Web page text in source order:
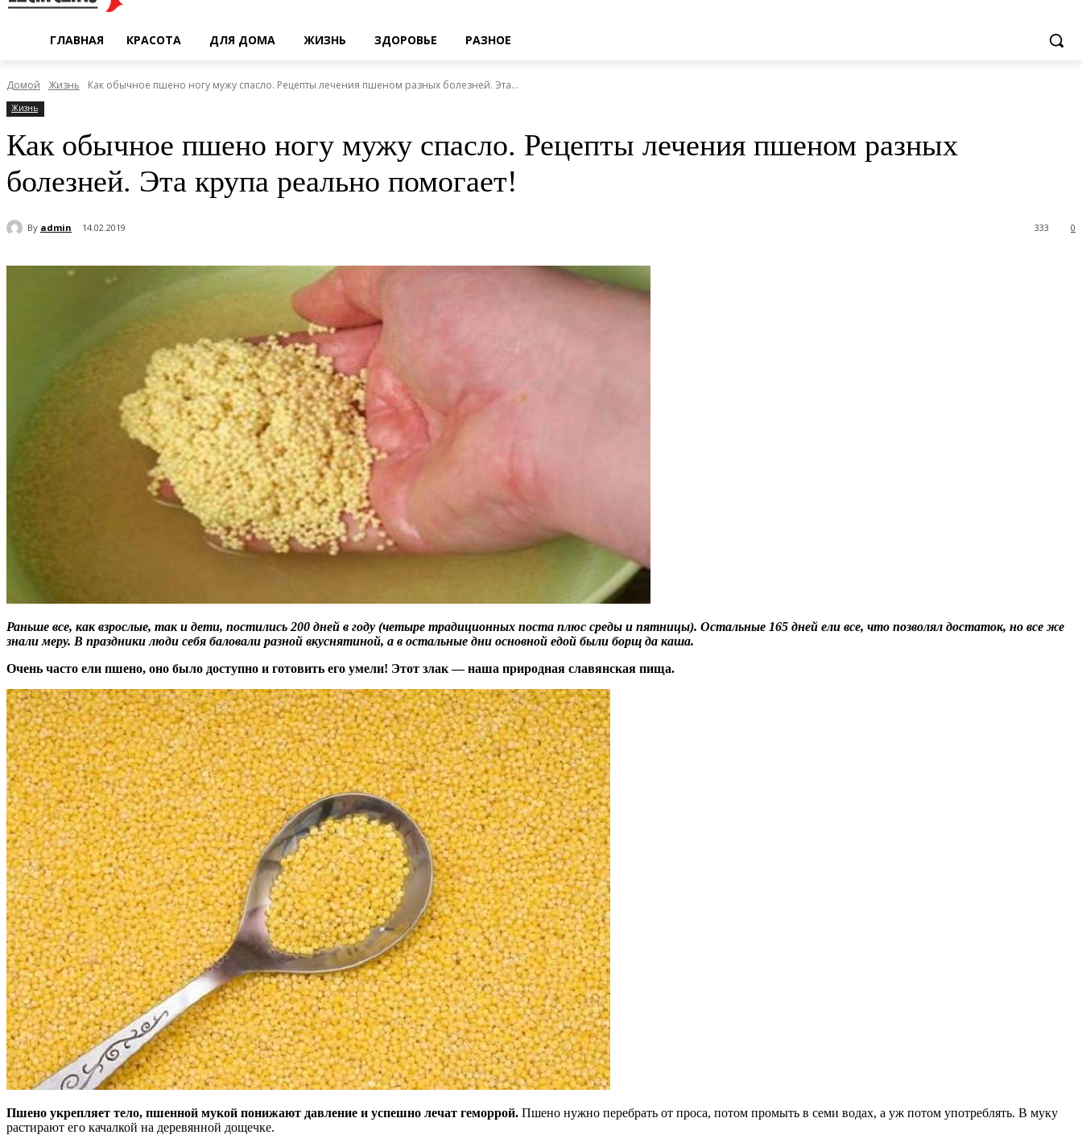
ГЛАВНАЯ КРАСОТА ДЛЯ ДОМА ЖИЗНЬ ЗДОРОВЬЕ РАЗНОЕ
Домой Жизнь Как обычное пшено ногу мужу спасло. Рецепты лечения пшеном разных болезней. Эта...
Жизнь
Как обычное пшено ногу мужу спасло. Рецепты лечения пшеном разных
болезней. Эта крупа реально помогает!
By admin 14.02.2019 0
333
Раньше все, как взрослые, так и дети, постились 200 дней в году (четыре традиционных поста плюс среды и пятницы). Остальные 165 дней ели все, что позволял достаток, но все же
знали меру. В праздники люди себя баловали разной вкуснятиной, а в остальные дни основной едой были борщ да каша.
Очень часто ели пшено, оно было доступно и готовить его умели! Этот злак — наша природная славянская пища.
Пшено укрепляет тело, пшенной мукой понижают давление и успешно лечат геморрой. Пшено нужно перебрать от проса, потом промыть в семи водах, а уж потом употреблять. В муку
растирают его качалкой на деревянной дощечке.